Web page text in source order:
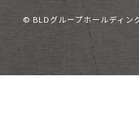
© BLDグループホールディ